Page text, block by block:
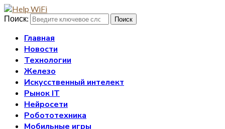
Поиск: Поиск
Главная
Новости
Технологии
Железо
Искусственный интелект
Рынок IT
Нейросети
Робототехника
Мобильные игры